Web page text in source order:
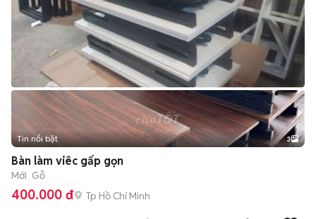
Tin nổi bật 3
Bàn làm viêc gấp gọn
Mới Gỗ
400.000 đ Tp Hồ Chí Minh